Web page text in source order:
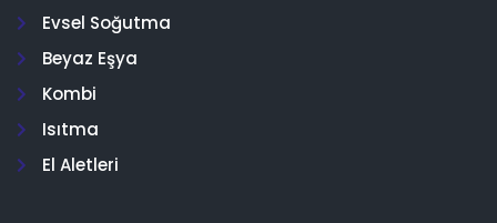
Evsel Soğutma
Beyaz Eşya
Kombi
Isıtma
El Aletleri